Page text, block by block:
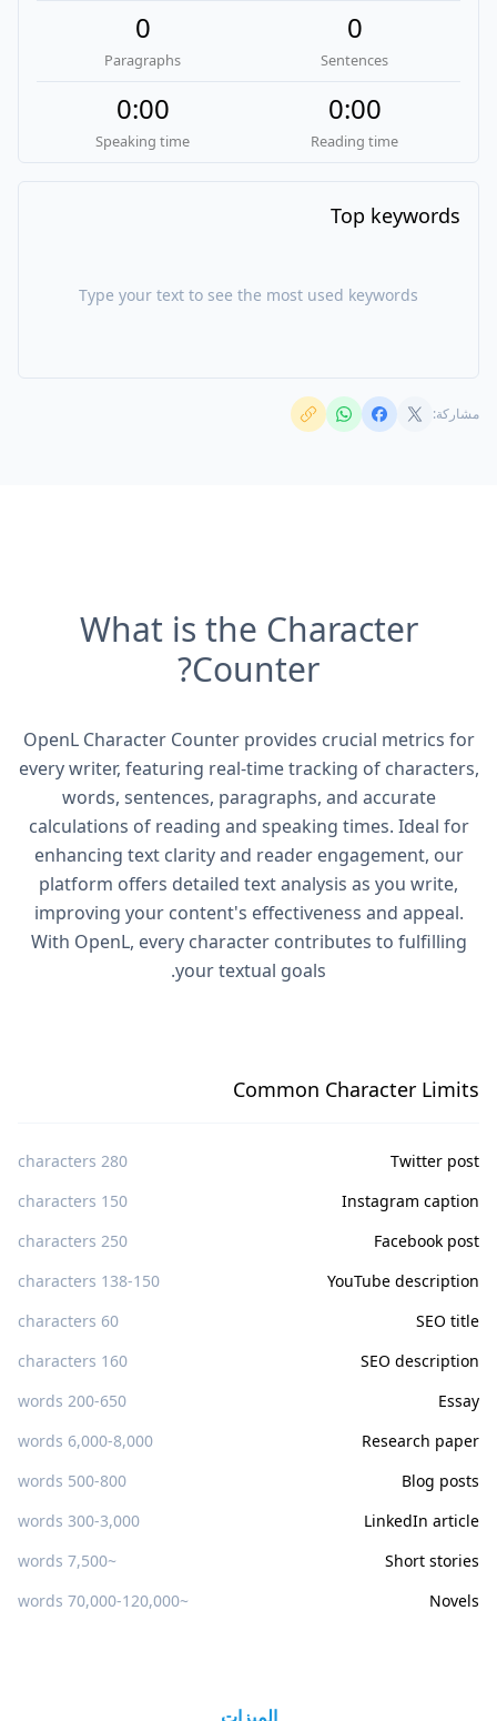
0
Sentences
0
Paragraphs
0:00
Reading time
0:00
Speaking time
Top keywords
Type your text to see the most used keywords
مشاركة:
What is the Character
Counter?
OpenL Character Counter provides crucial metrics for
every writer, featuring real-time tracking of characters,
words, sentences, paragraphs, and accurate
calculations of reading and speaking times. Ideal for
enhancing text clarity and reader engagement, our
platform offers detailed text analysis as you write,
improving your content's effectiveness and appeal.
With OpenL, every character contributes to fulfilling
your textual goals.
Common Character Limits
Twitter post
280 characters
Instagram caption
150 characters
Facebook post
250 characters
YouTube description
138-150 characters
SEO title
60 characters
SEO description
160 characters
Essay
200-650 words
Research paper
6,000-8,000 words
Blog posts
500-800 words
LinkedIn article
300-3,000 words
Short stories
~7,500 words
Novels
~70,000-120,000 words